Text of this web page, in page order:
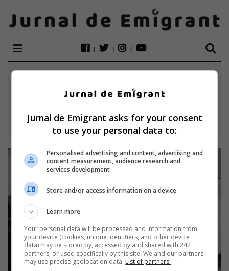
TRANSYLVANIAN
RESTAURANT
Jurnal de Emigrant asks for your consent
to use your personal data to:
Personalised advertising and content, advertising and
content measurement, audience research and
services development
Store and/or access information on a device
Learn more
Your personal data will be processed and information from
your device (cookies, unique identifiers, and other device
data) may be stored by, accessed by and shared with 242
partners, or used specifically by this site. We and our partners
may use precise geolocation data. List of partners.